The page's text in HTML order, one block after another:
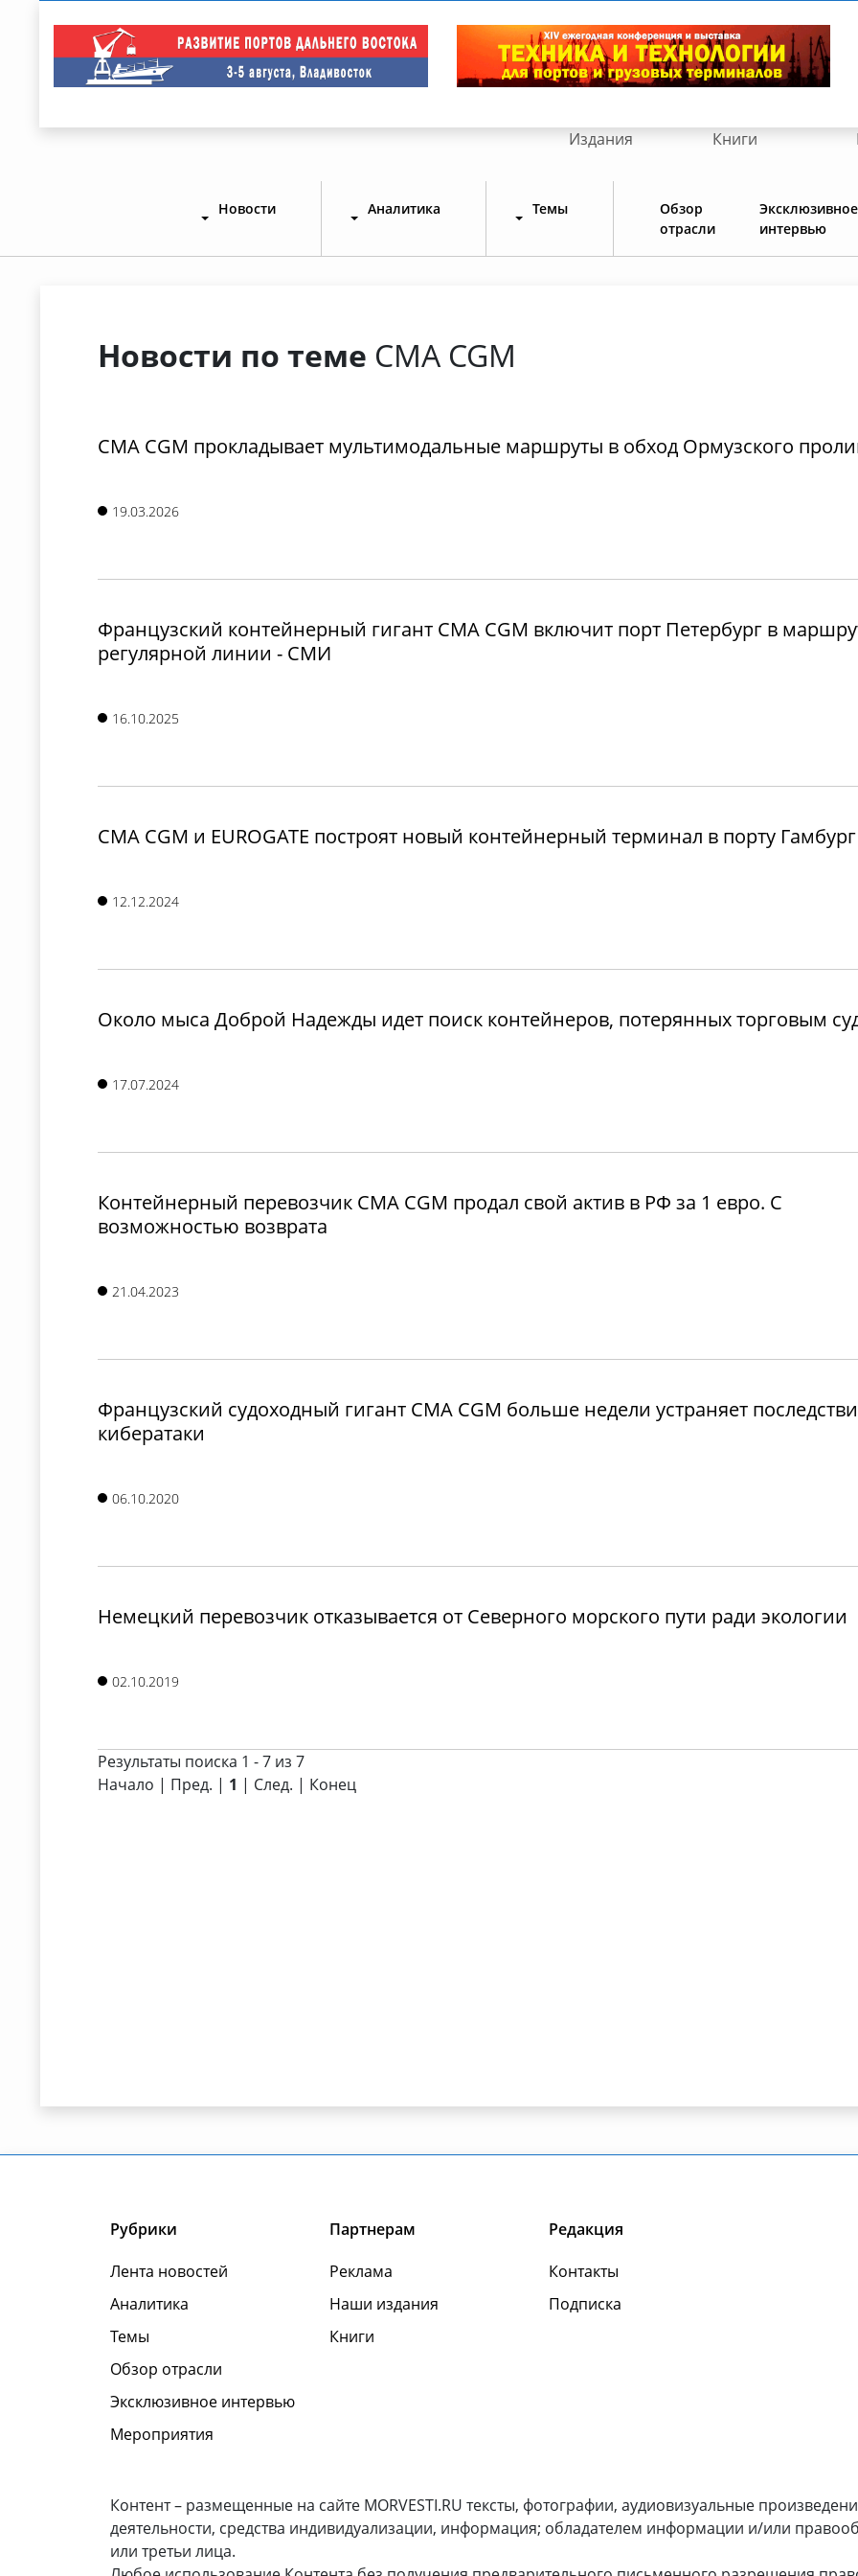
Издания Книги
Новости Аналитика Темы
Обзор
отрасли
Эксклюзивное
интервью
Новости по теме CMA CGM
CMA CGM прокладывает мультимодальные маршруты в обход Ормузского
19.03.2026
Французский контейнерный гигант CMA CGM включит порт Петербург в
регулярной линии - СМИ
16.10.2025
CMA CGM и EUROGATE построят новый контейнерный терминал в порту Гамбург
12.12.2024
Около мыса Доброй Надежды идет поиск контейнеров, потерянных торговым
17.07.2024
Контейнерный перевозчик CMA CGM продал свой актив в РФ за 1 евро. С
возможностью возврата
21.04.2023
Французский судоходный гигант CMA CGM больше недели устраняет
кибератаки
06.10.2020
Немецкий перевозчик отказывается от Северного морского пути ради экологии
02.10.2019
Результаты поиска 1 - 7 из 7
Начало | Пред. | 1 | След. | Конец
Рубрики
Лента новостей
Аналитика
Темы
Обзор отрасли
Эксклюзивное интервью
Мероприятия
Партнерам
Реклама
Наши издания
Книги
Редакция
Контакты
Подписка
Контент – размещенные на сайте MORVESTI.RU тексты, фотографии, аудиовизуальные
деятельности, средства индивидуализации, информация; обладателем информации и/или
или третьи лица.